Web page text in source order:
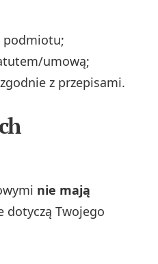
podmiotu;
umową;
z przepisami.
nie mają
dotyczą Twojego